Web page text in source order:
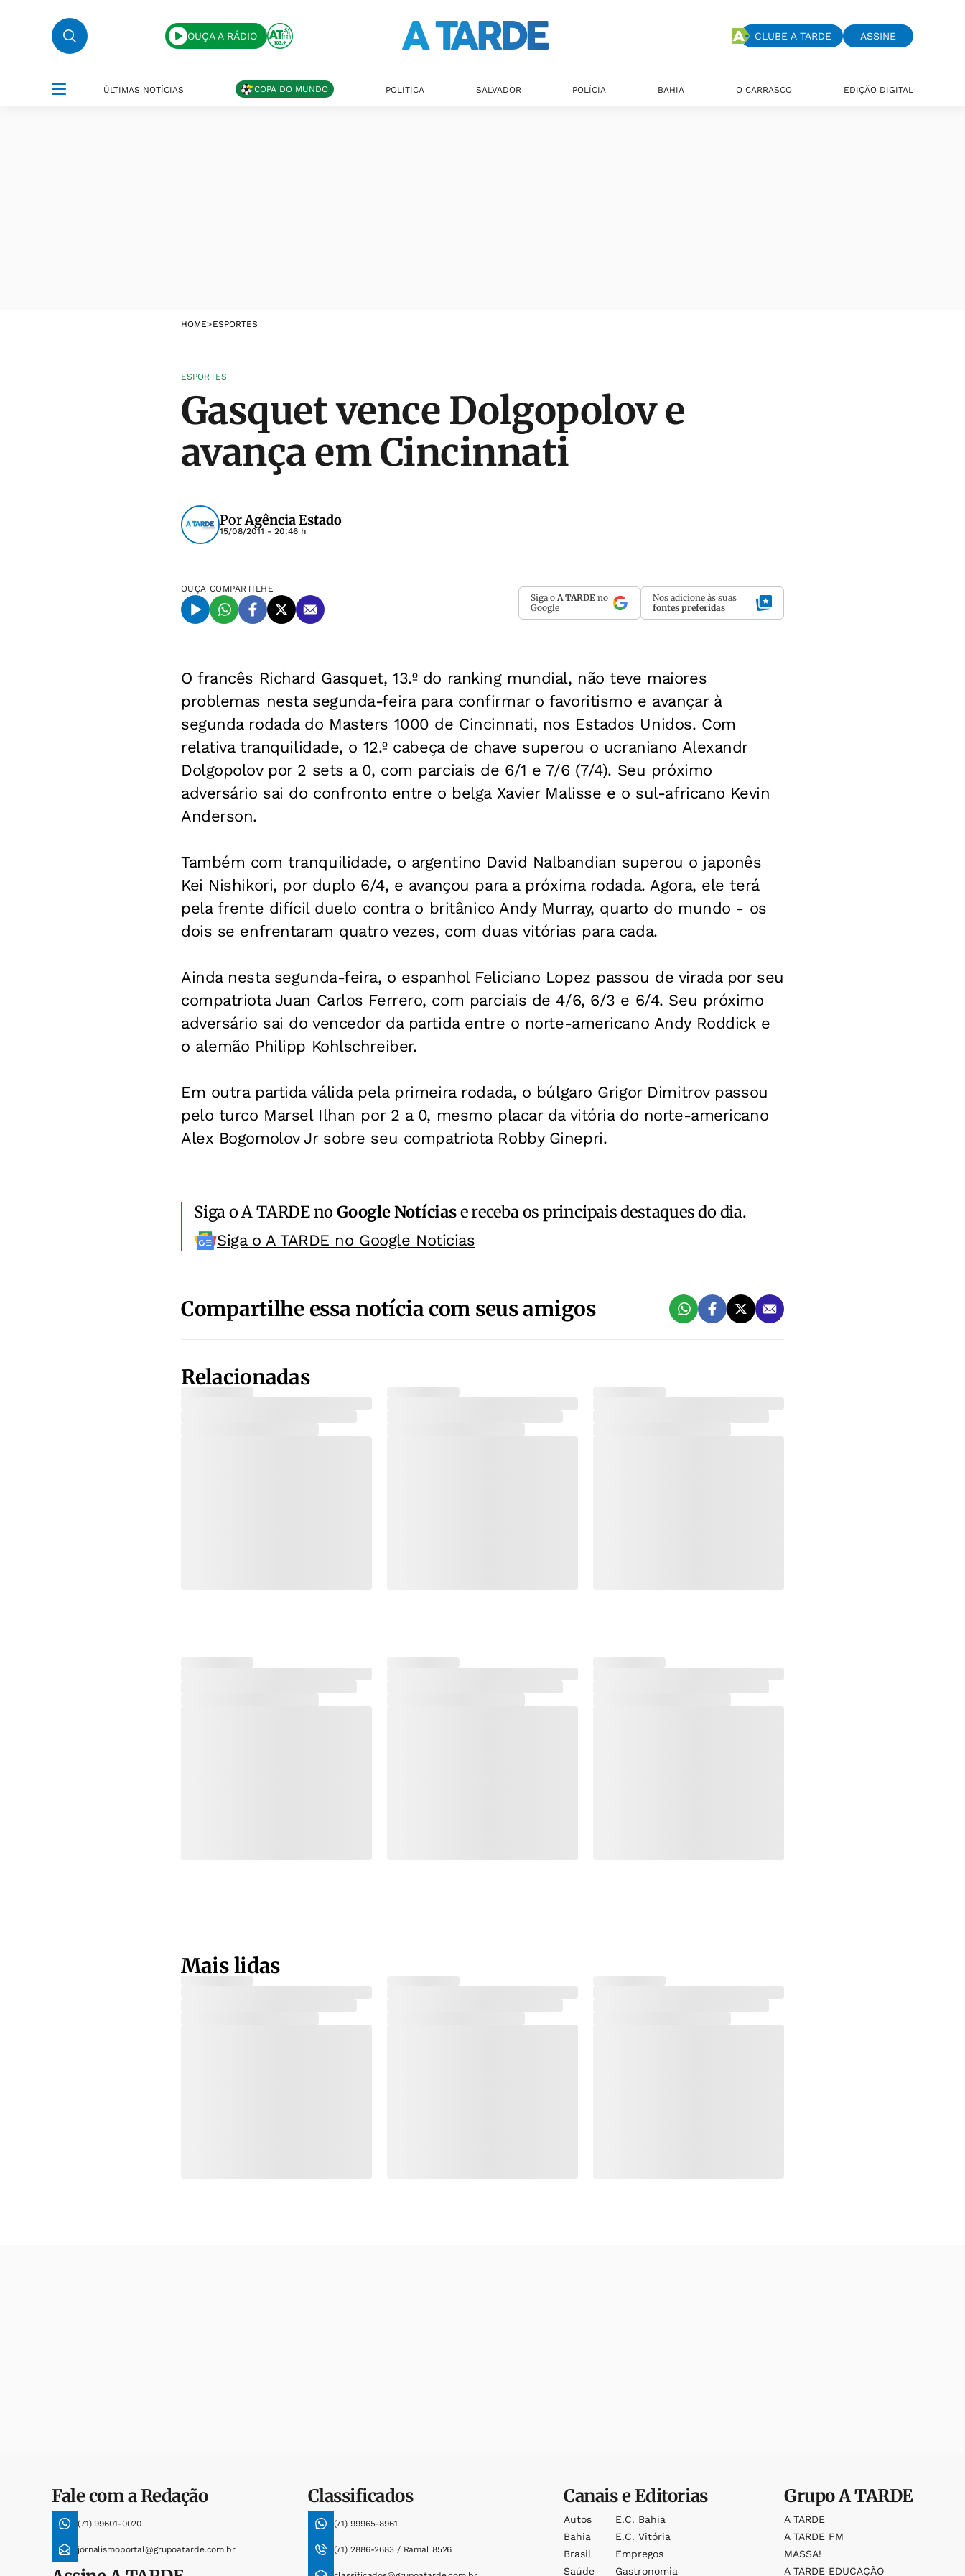
OUÇA A RÁDIO CLUBE A TARDE ASSINE
ÚLTIMAS NOTÍCIAS COPA DO MUNDO POLÍTICA SALVADOR POLÍCIA BAHIA O CARRASCO EDIÇÃO DIGITAL
HOME>ESPORTES
ESPORTES
Gasquet vence Dolgopolov e
avança em Cincinnati
PorAgência Estado
15/08/2011 - 20:46 h
OUÇA COMPARTILHE
Siga o A TARDE no
Google
Nos adicione às suas
fontes preferidas
O francês Richard Gasquet, 13.º do ranking mundial, não teve maiores
problemas nesta segunda-feira para confirmar o favoritismo e avançar à
segunda rodada do Masters 1000 de Cincinnati, nos Estados Unidos. Com
relativa tranquilidade, o 12.º cabeça de chave superou o ucraniano Alexandr
Dolgopolov por 2 sets a 0, com parciais de 6/1 e 7/6 (7/4). Seu próximo
adversário sai do confronto entre o belga Xavier Malisse e o sul-africano Kevin
Anderson.
Também com tranquilidade, o argentino David Nalbandian superou o japonês
Kei Nishikori, por duplo 6/4, e avançou para a próxima rodada. Agora, ele terá
pela frente difícil duelo contra o britânico Andy Murray, quarto do mundo - os
dois se enfrentaram quatro vezes, com duas vitórias para cada.
Ainda nesta segunda-feira, o espanhol Feliciano Lopez passou de virada por seu
compatriota Juan Carlos Ferrero, com parciais de 4/6, 6/3 e 6/4. Seu próximo
adversário sai do vencedor da partida entre o norte-americano Andy Roddick e
o alemão Philipp Kohlschreiber.
Em outra partida válida pela primeira rodada, o búlgaro Grigor Dimitrov passou
pelo turco Marsel Ilhan por 2 a 0, mesmo placar da vitória do norte-americano
Alex Bogomolov Jr sobre seu compatriota Robby Ginepri.
Siga o A TARDE noGoogle Notíciase receba os principais destaques do dia.
Siga o A TARDE no Google Noticias
Compartilhe essa notícia com seus amigos
Relacionadas
Mais lidas
Fale com a Redação
(71) 99601-0020
jornalismoportal@grupoatarde.com.br
Classificados
(71) 99965-8961
(71) 2886-2683 / Ramal 8526
Canais e Editorias
Autos
Bahia
Brasil
Saúde
E.c. Bahia
E.c. Vitória
Empregos
Gastronomia
GrupoA TARDE
A TARDE
A TARDE FM
MASSA!
A TARDE EDUCAÇÃO